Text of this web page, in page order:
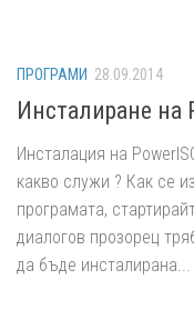
ПРОГРАМИ 28.09.2014
Инсталиране на
Инсталация на
какво служи ? Как се
програмата,
диалогов прозорец
да бъде инсталирана...